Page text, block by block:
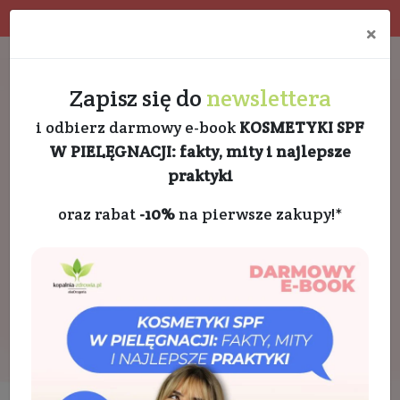
×
Zapisz się do newslettera
i odbierz darmowy e-book KOSMETYKI SPF
W PIELĘGNACJI: fakty, mity i najlepsze
praktyki
oraz rabat -10%na pierwsze zakupy!*